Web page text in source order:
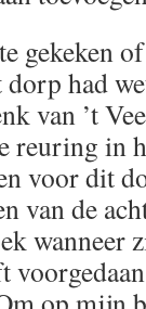
gekeken
had
van ’t
reuring in
voor dit
van de
wanneer